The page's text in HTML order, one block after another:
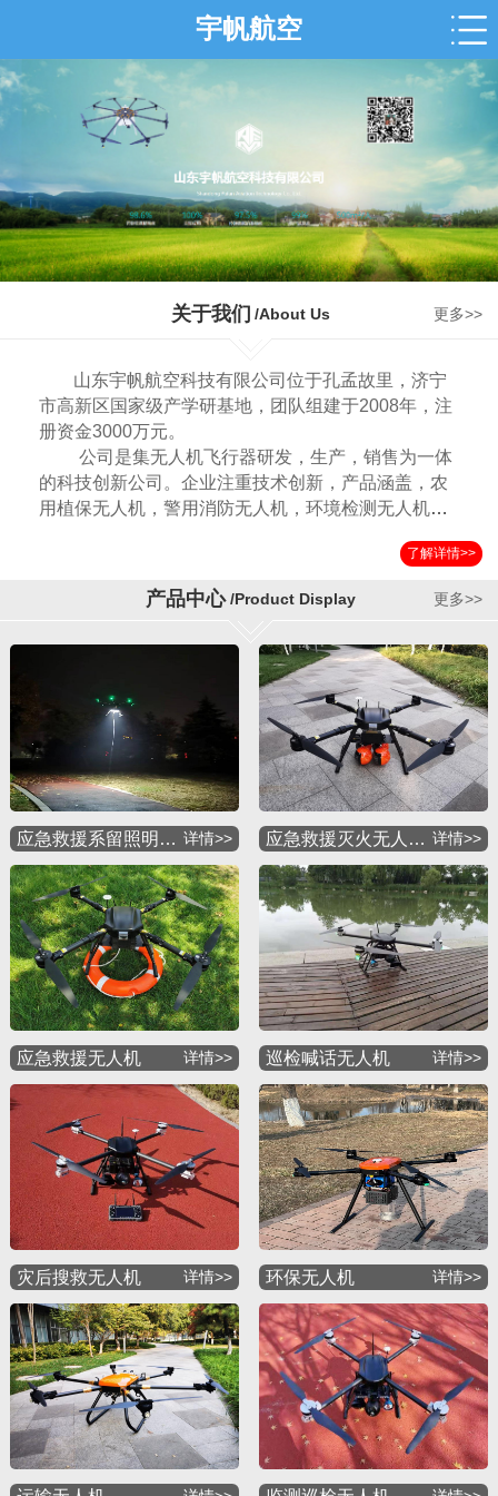
宇帆航空
关于我们 /About Us 更多>>
山东宇帆航空科技有限公司位于孔孟故里，济宁
市高新区国家级产学研基地，团队组建于2008年，注
册资金3000万元。
公司是集无人机飞行器研发，生产，销售为一体
的科技创新公司。企业注重技术创新，产品涵盖，农
用植保无人机，警用消防无人机，环境检测无人机，
流配送无人机，军用特种无人机等多种应用机型。公
司自成立以来以其独特的设计方案，严格的检验标准
获得国内外客户的一致好评。
了解详情>>
产品中心 /Product Display 更多>>
应急救援系留照明… 详情>> 应急救援灭火无人… 详情>>
应急救援无人机 详情>> 巡检喊话无人机 详情>>
灾后搜救无人机 详情>> 环保无人机 详情>>